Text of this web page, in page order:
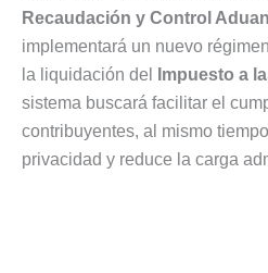
Recaudación y Control
implementará un nuevo
la liquidación del
Impuesto a
sistema buscará facilitar el
contribuyentes, al mismo
privacidad y reduce la carga